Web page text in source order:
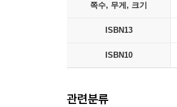
쪽수, 무게, 크기
ISBN13
ISBN10
관련분류